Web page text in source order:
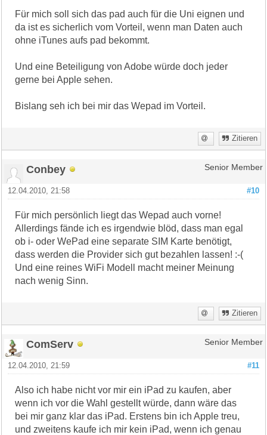
Für mich soll sich das pad auch für die Uni eignen und
da ist es sicherlich vom Vorteil, wenn man Daten auch
ohne iTunes aufs pad bekommt.
Und eine Beteiligung von Adobe würde doch jeder
gerne bei Apple sehen.
Bislang seh ich bei mir das Wepad im Vorteil.
Zitieren
Conbey Senior Member
#10
12.04.2010, 21:58
Für mich persönlich liegt das Wepad auch vorne!
Allerdings fände ich es irgendwie blöd, dass man egal
ob i- oder WePad eine separate SIM Karte benötigt,
dass werden die Provider sich gut bezahlen lassen! :-(
Und eine reines WiFi Modell macht meiner Meinung
nach wenig Sinn.
Zitieren
ComServ Senior Member
#11
12.04.2010, 21:59
Also ich habe nicht vor mir ein iPad zu kaufen, aber
wenn ich vor die Wahl gestellt würde, dann wäre das
bei mir ganz klar das iPad. Erstens bin ich Apple treu,
und zweitens kaufe ich mir kein iPad, wenn ich genau